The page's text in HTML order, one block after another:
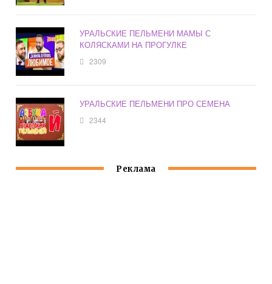
УРАЛЬСКИЕ ПЕЛЬМЕНИ МАМЫ С
КОЛЯСКАМИ НА ПРОГУЛКЕ
2309
УРАЛЬСКИЕ ПЕЛЬМЕНИ ПРО СЕМЕНА
2344
Реклама